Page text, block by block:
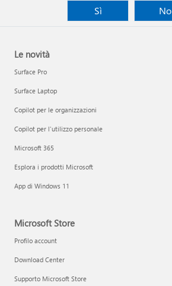
Sì
No
Le novità
Surface Pro
Surface Laptop
Copilot per le organizzazioni
Copilot per l'utilizzo personale
Microsoft 365
Esplora i prodotti Microsoft
App di Windows 11
Microsoft Store
Profilo account
Download Center
Supporto Microsoft Store